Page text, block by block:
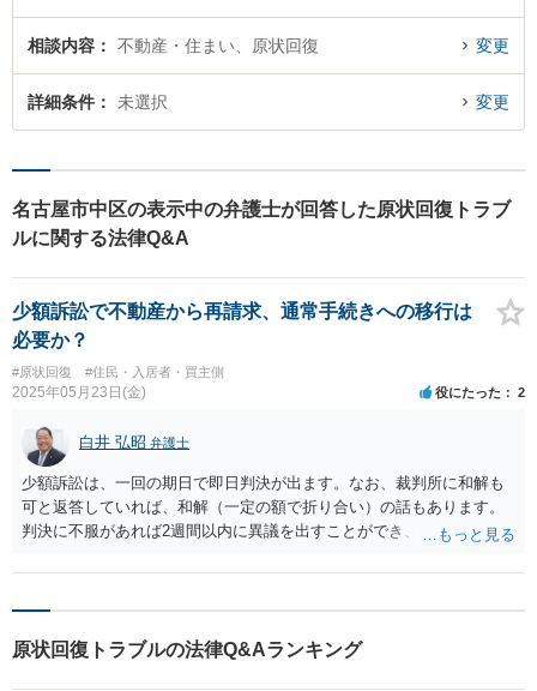
相談内容 不動産・住まい、原状回復 変更
詳細条件 未選択 変更
名古屋市中区の表示中の弁護士が回答した原状回復トラブ
ルに関する法律Q&A
少額訴訟で不動産から再請求、通常手続きへの移行は
必要か？
#原状回復 #住民・入居者・買主側
2025年05月23日(金) 役にたった 2
白井 弘昭 弁護士
少額訴訟は、一回の期日で即日判決が出ます。なお、裁判所に和解も
可と返答していれば、和解（一定の額で折り合い）の話もあります。
判決に不服があれば2週間以内に異議を出すことができ、適法な異議が
もう一度判断がなされ、それに対する不服申し立てができない形にな
なり、その結果出された判決に不服があれば控訴して地方裁判所にて
原状回復トラブルの法律Q&Aランキング